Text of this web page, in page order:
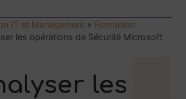
IT et Management » Formation
les opérations de Sécurité Microsoft
les